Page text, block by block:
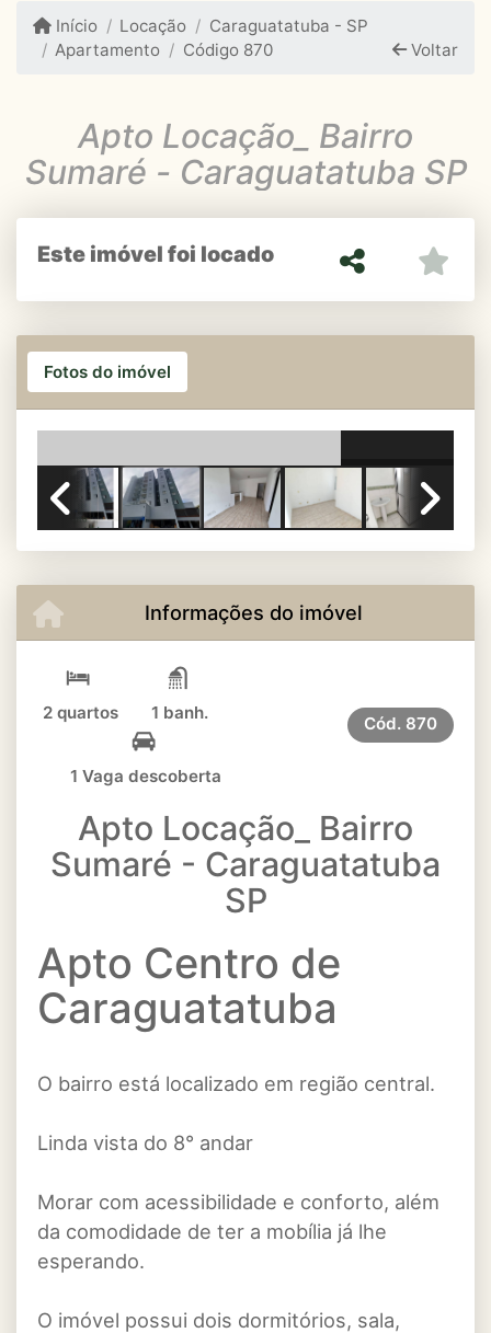
Início Locação
Caraguatatuba - SP
Apartamento
Código 870 Voltar
Apto Locação_ Bairro
Sumaré - Caraguatatuba SP
Este imóvel foi locado
Fotos do imóvel
Previous Next
Informações do imóvel
2 quartos 1 banh.
1 Vaga descoberta
Cód. 870
Apto Locação_ Bairro
Sumaré - Caraguatatuba
SP
Apto Centro de
Caraguatatuba
O bairro está localizado em região central.
Linda vista do 8° andar
Morar com acessibilidade e conforto, além
da comodidade de ter a mobília já lhe
esperando.
O imóvel possui dois dormitórios, sala,